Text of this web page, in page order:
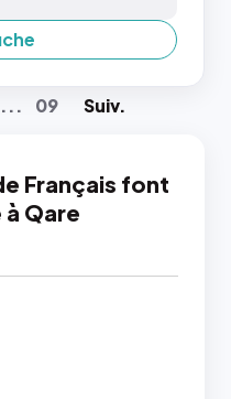
... 09 Suiv.
Français font
Qare